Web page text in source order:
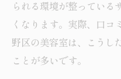
られる環境が整っている
くなります。実際、口コ
野区の美容室は、こうし
ことが多いです。